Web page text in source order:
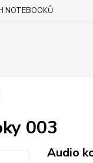
NOTEBOOKŮ
003
Audio